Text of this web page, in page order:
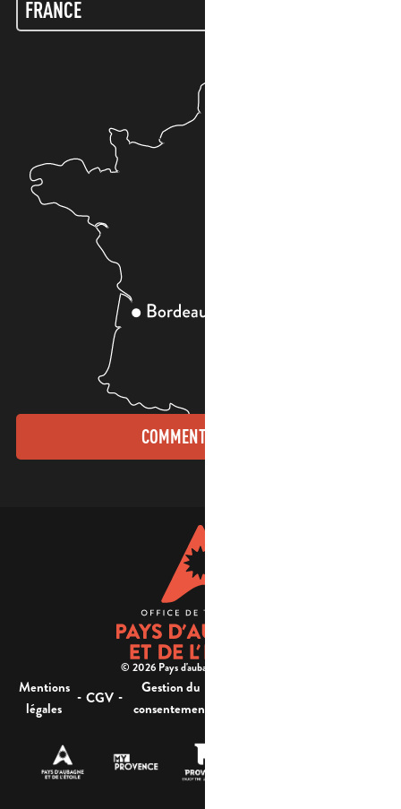
COMMENT VENIR ?
© 2026 Pays d'aubagne et de l'étoile -
Mentions
légales
- CGV -
Gestion du
consentement